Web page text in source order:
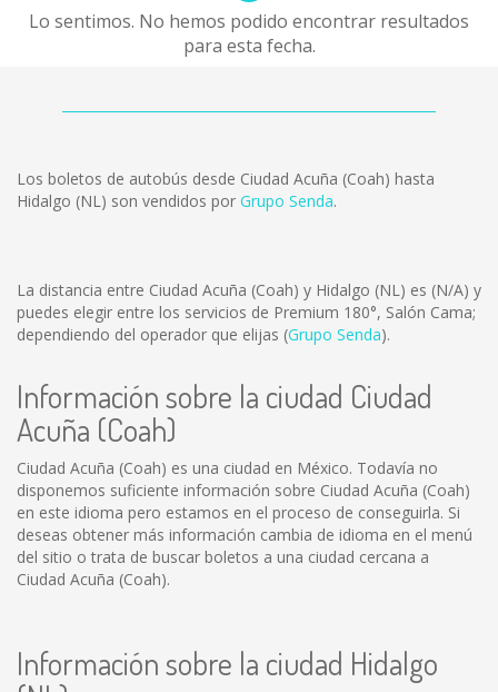
Lo sentimos. No hemos podido encontrar resultados
para esta fecha.
Los boletos de autobús desde Ciudad Acuña (Coah) hasta
Hidalgo (NL) son vendidos por Grupo Senda.
La distancia entre Ciudad Acuña (Coah) y Hidalgo (NL) es (N/A) y
puedes elegir entre los servicios de Premium 180°, Salón Cama;
dependiendo del operador que elijas (Grupo Senda).
Información sobre la ciudad Ciudad
Acuña (Coah)
Ciudad Acuña (Coah) es una ciudad en México. Todavía no
disponemos suficiente información sobre Ciudad Acuña (Coah)
en este idioma pero estamos en el proceso de conseguirla. Si
deseas obtener más información cambia de idioma en el menú
del sitio o trata de buscar boletos a una ciudad cercana a
Ciudad Acuña (Coah).
Información sobre la ciudad Hidalgo